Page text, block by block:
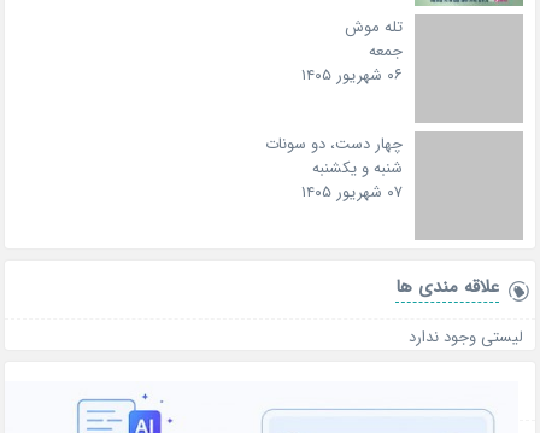
تله موش
جمعه
۰۶ شهریور ۱۴۰۵
چهار دست، دو سونات
شنبه و یکشنبه
۰۷ شهریور ۱۴۰۵
علاقه‌ مندی ها
لیستی وجود ندارد